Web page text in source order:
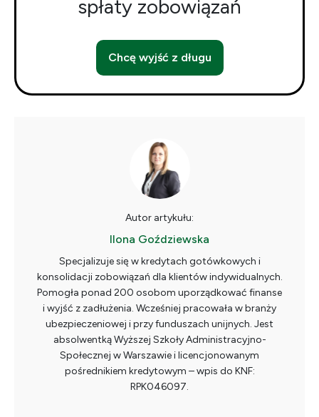
spłaty zobowiązań
Chcę wyjść z długu
Autor artykułu:
Ilona Goździewska
Specjalizuje się w kredytach gotówkowych i
konsolidacji zobowiązań dla klientów indywidualnych.
Pomogła ponad 200 osobom uporządkować finanse
i wyjść z zadłużenia. Wcześniej pracowała w branży
ubezpieczeniowej i przy funduszach unijnych. Jest
absolwentką Wyższej Szkoły Administracyjno-
Społecznej w Warszawie i licencjonowanym
pośrednikiem kredytowym – wpis do KNF:
RPK046097.